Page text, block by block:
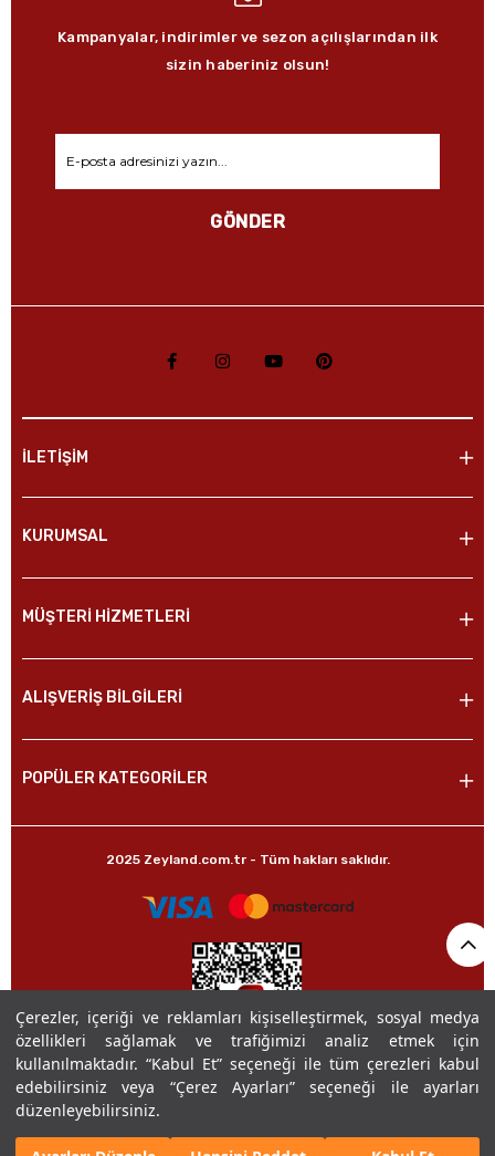
Çerezler, içeriği ve reklamları kişiselleştirmek, sosyal medya
özellikleri sağlamak ve trafiğimizi analiz etmek için
kullanılmaktadır. “Kabul Et” seçeneği ile tüm çerezleri kabul
edebilirsiniz veya “Çerez Ayarları” seçeneği ile ayarları
düzenleyebilirsiniz.
Kampanyalar, indirimler ve sezon açılışlarından ilk
sizin haberiniz olsun!
GÖNDER
İLETİŞİM
KURUMSAL
MÜŞTERİ HİZMETLERİ
ALIŞVERİŞ BİLGİLERİ
POPÜLER KATEGORİLER
2025 Zeyland.com.tr - Tüm hakları saklıdır.